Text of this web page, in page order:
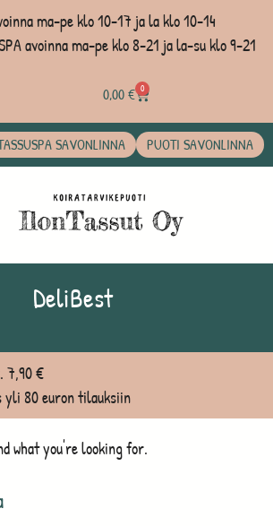
ma-pe klo 10-17 ja la klo 10-14
avoinna ma-pe klo 8-21 ja la-su klo 9-21
0,00€ 0
SAVONLINNA PUOTI SAVONLINNA
DeliBest
7,90 €
yli 80 euron tilauksiin
what you're looking for.